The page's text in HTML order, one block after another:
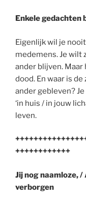
Enkele gedachten
Eigenlijk wil je
medemens. Je wilt
ander blijven. Maar
dood. En waar is
ander gebleven?
‘in huis / in jouw
leven.
++++++++++++
Jij nog naamloze, /
verborgen